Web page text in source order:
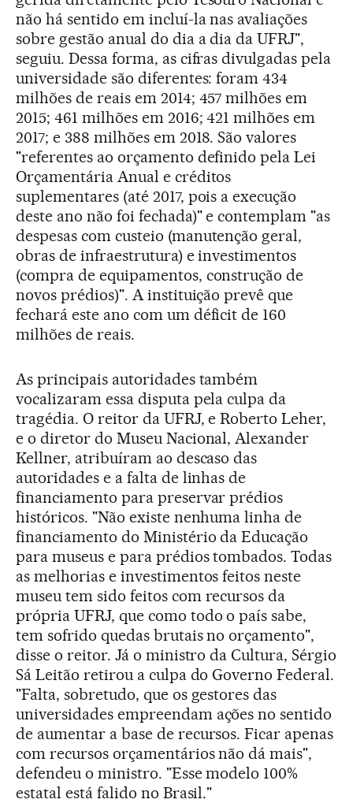
não há sentido em incluí-la nas avaliações
sobre gestão anual do dia a dia da UFRJ",
seguiu. Dessa forma, as cifras divulgadas pela
universidade são diferentes: foram 434
milhões de reais em 2014; 457 milhões em
2015; 461 milhões em 2016; 421 milhões em
2017; e 388 milhões em 2018. São valores
"referentes ao orçamento definido pela Lei
Orçamentária Anual e créditos
suplementares (até 2017, pois a execução
deste ano não foi fechada)" e contemplam "as
despesas com custeio (manutenção geral,
obras de infraestrutura) e investimentos
(compra de equipamentos, construção de
novos prédios)". A instituição prevê que
fechará este ano com um déficit de 160
milhões de reais.
As principais autoridades também
vocalizaram essa disputa pela culpa da
tragédia. O reitor da UFRJ, e Roberto Leher,
e o diretor do Museu Nacional, Alexander
Kellner, atribuíram ao descaso das
autoridades e a falta de linhas de
financiamento para preservar prédios
históricos. "Não existe nenhuma linha de
financiamento do Ministério da Educação
para museus e para prédios tombados. Todas
as melhorias e investimentos feitos neste
museu tem sido feitos com recursos da
própria UFRJ, que como todo o país sabe,
tem sofrido quedas brutais no orçamento",
disse o reitor. Já o ministro da Cultura, Sérgio
Sá Leitão retirou a culpa do Governo Federal.
"Falta, sobretudo, que os gestores das
universidades empreendam ações no sentido
de aumentar a base de recursos. Ficar apenas
com recursos orçamentários não dá mais",
defendeu o ministro. "Esse modelo 100%
estatal está falido no Brasil."